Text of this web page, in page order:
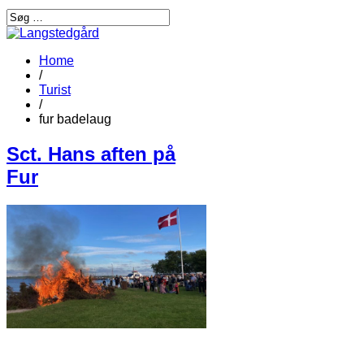
Home
/
Turist
/
fur badelaug
Sct. Hans aften på
Fur